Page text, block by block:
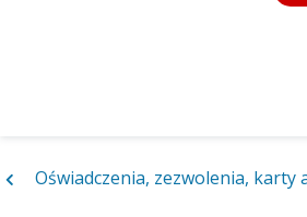
Oświadczenia, zezwolenia, karty